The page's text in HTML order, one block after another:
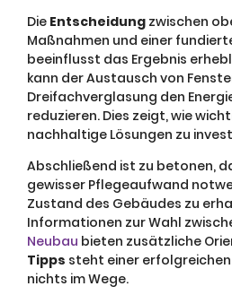
Die Entscheidung zwischen
Maßnahmen und einer
beeinflusst das Ergebnis
kann der Austausch von
Dreifachverglasung den
reduzieren. Dies zeigt, wie
nachhaltige Lösungen zu
Abschließend ist zu betonen,
gewisser Pflegeaufwand
Zustand des Gebäudes zu
Informationen zur Wahl
Neubau bieten zusätzliche
Tipps steht einer
nichts im Wege.